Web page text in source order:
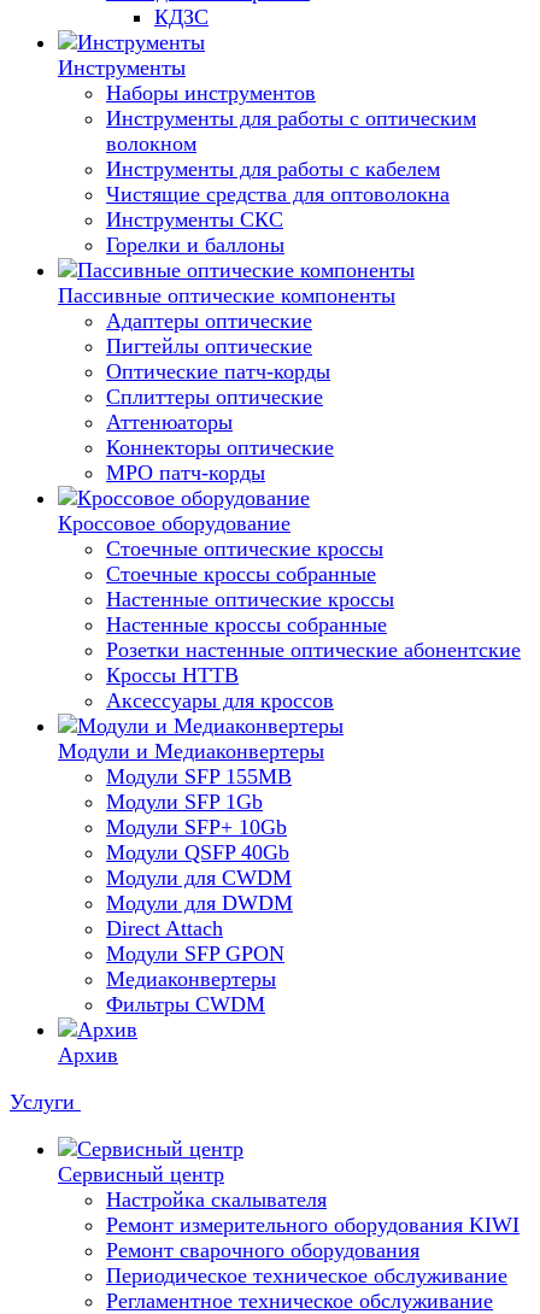
КДЗС
Инструменты
Наборы инструментов
Инструменты для работы с оптическим
волокном
Инструменты для работы с кабелем
Чистящие средства для оптоволокна
Инструменты СКС
Горелки и баллоны
Пассивные оптические компоненты
Адаптеры оптические
Пигтейлы оптические
Оптические патч-корды
Сплиттеры оптические
Аттенюаторы
Коннекторы оптические
MPO патч-корды
Кроссовое оборудование
Стоечные оптические кроссы
Стоечные кроссы собранные
Настенные оптические кроссы
Настенные кроссы собранные
Розетки настенные оптические абонентские
Кроссы HTTB
Аксессуары для кроссов
Модули и Медиаконвертеры
Модули SFP 155MB
Модули SFP 1Gb
Модули SFP+ 10Gb
Модули QSFP 40Gb
Модули для CWDM
Модули для DWDM
Direct Attach
Модули SFP GPON
Медиаконвертеры
Фильтры CWDM
Архив
Услуги
Сервисный центр
Настройка скалывателя
Ремонт измерительного оборудования KIWI
Ремонт сварочного оборудования
Периодическое техническое обслуживание
Регламентное техническое обслуживание